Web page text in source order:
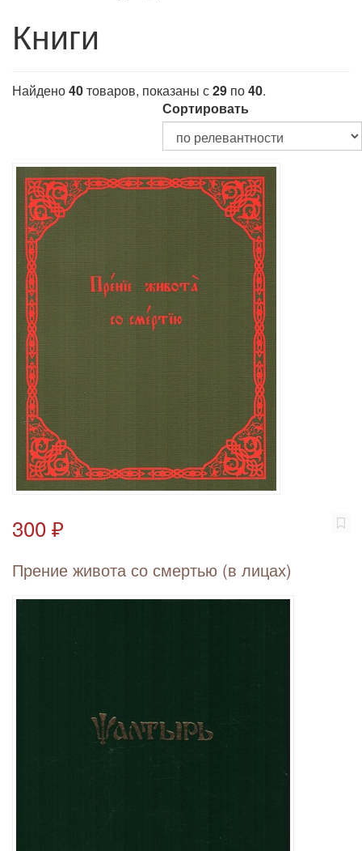
Книги
Найдено40товаров, показаны с29 по40.
Сортировать
300 ₽
Прение живота со смертью (в лицах)